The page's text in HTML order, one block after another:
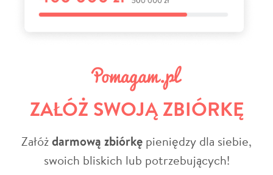
ZAŁÓŻ SWOJĄ ZBIÓRKĘ
Załóżdarmową zbiórkę pieniędzy dla siebie,
swoich bliskich lub potrzebujących!